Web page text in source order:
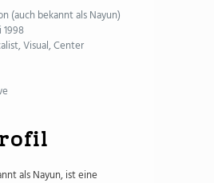
(auch bekannt als Nayun)
1998
Visual, Center
als Nayun, ist eine